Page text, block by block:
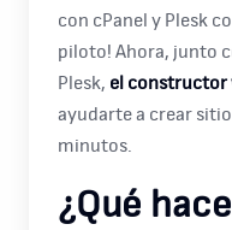
con cPanel y Plesk
piloto! Ahora, junto
Plesk, el constructor
ayudarte a crear
minutos.
¿Qué